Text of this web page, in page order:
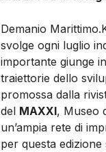
Demanio
svolge ogni luglio
importante giunge
traiettorie dello
promossa dalla
del MAXXI, Museo
un’ampia rete di
per questa